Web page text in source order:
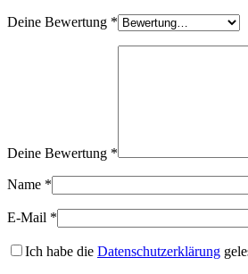
Deine Bewertung *
Deine Bewertung *
Name *
E-Mail *
Ich habe die Datenschutzerklärung